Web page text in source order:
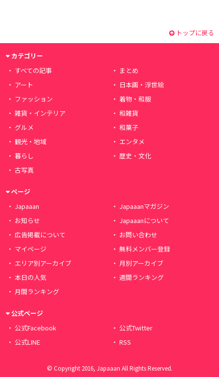
トップに戻る
カテゴリー
すべての記事
まとめ
アート
日本画・浮世絵
ファッション
着物・和服
雑貨・インテリア
和雑貨
グルメ
和菓子
観光・地域
エンタメ
暮らし
歴史・文化
古写真
ページ
Japaaan
Japaaanマガジン
お知らせ
Japaaanについて
広告掲載について
お問い合わせ
マイページ
無料メンバー登録
エリア別アーカイブ
月別アーカイブ
本日の人気
週間ランキング
月間ランキング
公式ページ
公式Facebook
公式Twitter
公式LINE
RSS
© Copyright 2016, Japaaan All Rights Reserved.